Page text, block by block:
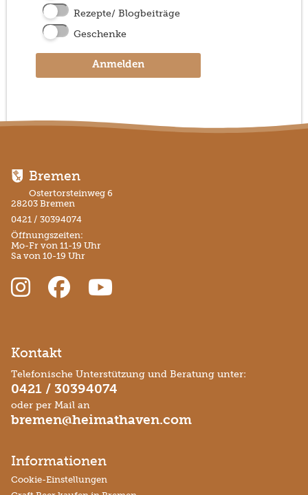
Rezepte/ Blogbeiträge
Geschenke
Anmelden
Bremen
Ostertorsteinweg 6
28203 Bremen
0421 / 30394074
Öffnungszeiten:
Mo-Fr von 11-19 Uhr
Sa von 10-19 Uhr
Kontakt
Telefonische Unterstützung und Beratung unter:
0421 / 30394074
oder per Mail an
bremen@heimathaven.com
Informationen
Cookie-Einstellungen